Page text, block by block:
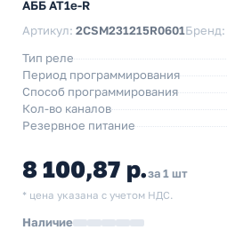
АББ AT1e-R
Артикул: 2CSM231215R0601Бренд:
Тип реле
Период программирования
Способ программирования
Кол-во каналов
Резервное питание
8 100,87 р.за 1 шт
* цена указана с учетом НДС.
Наличие